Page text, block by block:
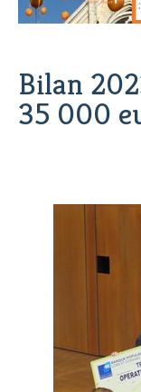
Bilan
35 000